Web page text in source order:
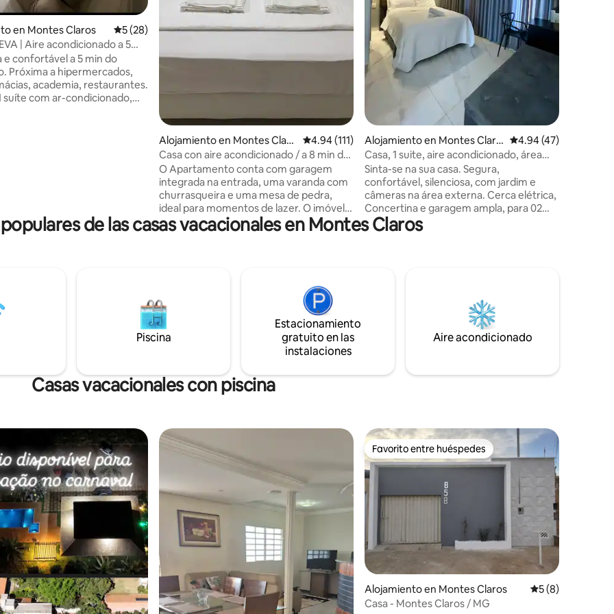
5 de 5, 63 reseñas
en Montes Claros Calificación promedio: 5 de 5, 28 reseñas
5 (28)
| Aire acondicionado a 5
aeropuerto.
e confortável a 5 min do
academia, restaurantes.
suíte com ar-condicionado,
Alojamiento en Montes Claro
s
Calificación promedio: 4.94 de 5, 111 reseñas
4.94 (111)
Casa con aire acondicionado / a 8 min del
centro de la ciudad
O Apartamento conta com garagem
integrada na entrada, uma varanda com
churrasqueira e uma mesa de pedra,
ideal para momentos de lazer. O imóvel
dispõe de uma sala confortável, um
banheiro, uma cozinha totalmente
Wi-Fi de alta velocidade está disponível
para garantir conectividade. A
localização é excelente, a apenas 6
minutos do centro, com fácil acesso aos
principais pontos da cidade.
Alojamiento en Montes Claro
s
Calificación
4.94 (47)
Casa, 1 suite, aire acondicionado, área
gourmet y amplio estacionamiento
Sinta-se na sua casa. Segura,
confortável, silenciosa, com jardim e
câmeras na área externa. Cerca elétrica,
Concertina e garagem ampla, para 02
carros. Casa nova e móveis e utensílios,
para sua maior comodidade e conforto.
shopping de MOC e Rodoviária, 15
minutos do centro e 20 min do
aeroporto. Com avenida para acessos
de las casas vacacionales en Montes Claros
Piscina
Estacionamiento
gratuito en las
instalaciones
Aire acondicionado
Casas vacacionales con piscina
Favorito entre huéspedes
Favorito entre huéspedes
Alojamiento en Montes Claros Calificación
5 (8)
Casa - Montes Claros / MG